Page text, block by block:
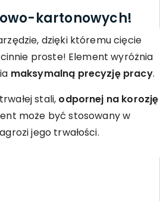
kartonowych!
dzięki któremu cięcie
proste! Element wyróżnia
maksymalną precyzję pracy.
stali, odpornej na korozję
może być stosowany w
jego trwałości.